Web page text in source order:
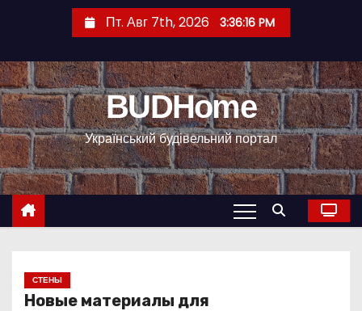
е
й
т
и
к
с
Пт. Авг 7th, 2026 3:36:17 PM
BUDHome
Український будівельний портал
СТЕНЫ
Новые материалы для